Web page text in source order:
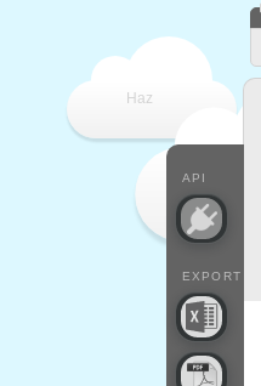
Haz
API
EXPORT